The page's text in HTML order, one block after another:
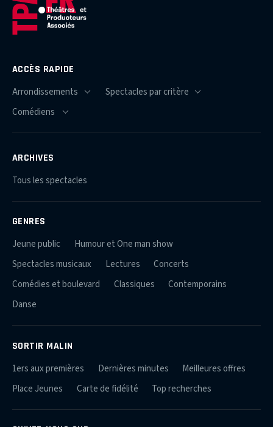
ACCÈS RAPIDE
ARCHIVES
Tous les spectacles
GENRES
Jeune public
Humour et One man show
Spectacles musicaux
Lectures
Concerts
Comédies et boulevard
Classiques
Contemporains
Danse
SORTIR MALIN
1ers aux premières Dernières minutes
Meilleures offres
Place Jeunes
Carte de fidélité Top recherches